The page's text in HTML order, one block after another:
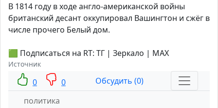
В 1814 году в ходе англо-американской войны
британский десант оккупировал Вашингтон и сжёг в
числе прочего Белый дом.
🟩 Подписаться на RT: ТГ | Зеркало | MAX
Источник
0 0
Обсудить (0)
политика